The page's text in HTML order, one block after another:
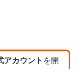
アカウント を開